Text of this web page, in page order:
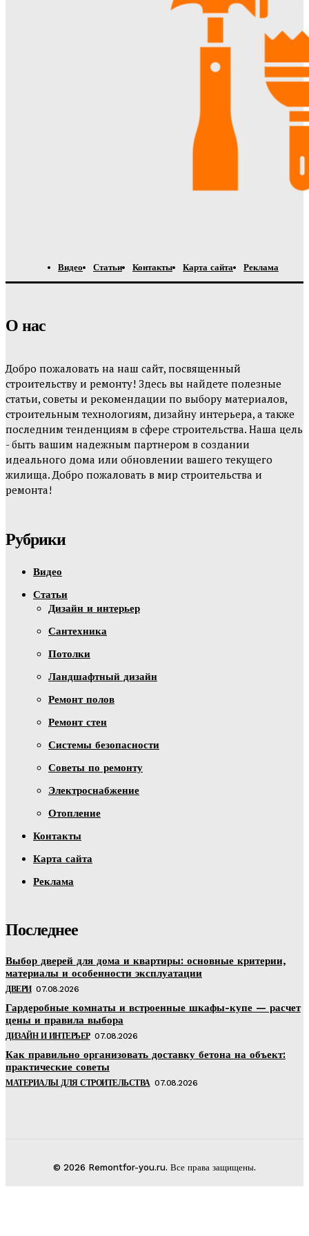
Видео Статьи Контакты Карта сайта Реклама
О нас
Добро пожаловать на наш сайт, посвященный
строительству и ремонту! Здесь вы найдете полезные
статьи, советы и рекомендации по выбору материалов,
строительным технологиям, дизайну интерьера, а также
последним тенденциям в сфере строительства. Наша цель
- быть вашим надежным партнером в создании
идеального дома или обновлении вашего текущего
жилища. Добро пожаловать в мир строительства и
ремонта!
Рубрики
Видео
Статьи
Дизайн и интерьер
Сантехника
Потолки
Ландшафтный дизайн
Ремонт полов
Ремонт стен
Системы безопасности
Советы по ремонту
Электроснабжение
Отопление
Контакты
Карта сайта
Реклама
Последнее
Выбор дверей для дома и квартиры: основные критерии,
материалы и особенности эксплуатации
ДВЕРИ 07.08.2026
Гардеробные комнаты и встроенные шкафы-купе — расчет
цены и правила выбора
ДИЗАЙН И ИНТЕРЬЕР 07.08.2026
Как правильно организовать доставку бетона на объект:
практические советы
МАТЕРИАЛЫ ДЛЯ СТРОИТЕЛЬСТВА 07.08.2026
© 2026 Remontfor-you.ru. Все права защищены.